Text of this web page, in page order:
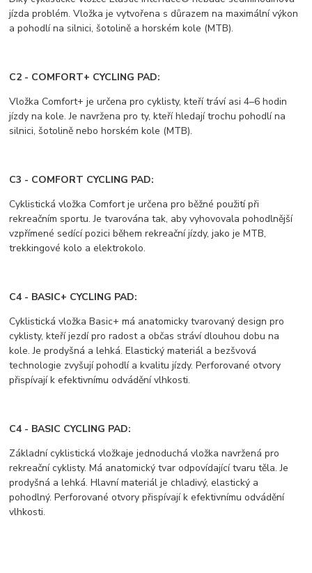
jízda problém. Vložka je vytvořena s důrazem na maximální výkon
a pohodlí na silnici, šotolině a horském kole (MTB).
C2 - COMFORT+ CYCLING PAD:
Vložka Comfort+ je určena pro cyklisty, kteří tráví asi 4–6 hodin
jízdy na kole. Je navržena pro ty, kteří hledají trochu pohodlí na
silnici, šotolině nebo horském kole (MTB).
C3 - COMFORT CYCLING PAD:
Cyklistická vložka Comfort je určena pro běžné použití při
rekreačním sportu. Je tvarována tak, aby vyhovovala pohodlnější
vzpřímené sedící pozici během rekreační jízdy, jako je MTB,
trekkingové kolo a elektrokolo.
C4 - BASIC+ CYCLING PAD:
Cyklistická vložka Basic+ má anatomicky tvarovaný design pro
cyklisty, kteří jezdí pro radost a občas stráví dlouhou dobu na
kole. Je prodyšná a lehká. Elastický materiál a bezšvová
technologie zvyšují pohodlí a kvalitu jízdy. Perforované otvory
přispívají k efektivnímu odvádění vlhkosti.
C4 - BASIC CYCLING PAD:
Základní cyklistická vložkaje jednoduchá vložka navržená pro
rekreační cyklisty. Má anatomický tvar odpovídající tvaru těla. Je
prodyšná a lehká. Hlavní materiál je chladivý, elastický a
pohodlný. Perforované otvory přispívají k efektivnímu odvádění
vlhkosti.